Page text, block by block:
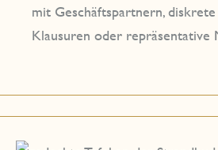
mit Geschäftspartnern,
Klausuren oder repräsentative